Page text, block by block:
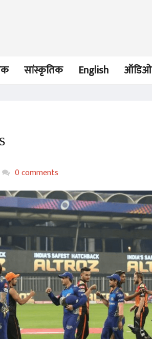
सांस्कृतिक English ऑडिओ
0 comments
12 Oct 2020
लेख
IPL: Its Getting
A. S. Ketkar
05 Oct 2020
परीक्षण
A good start to IPL
2020
A. S. Ketkar
29 Sep 2020
लेख